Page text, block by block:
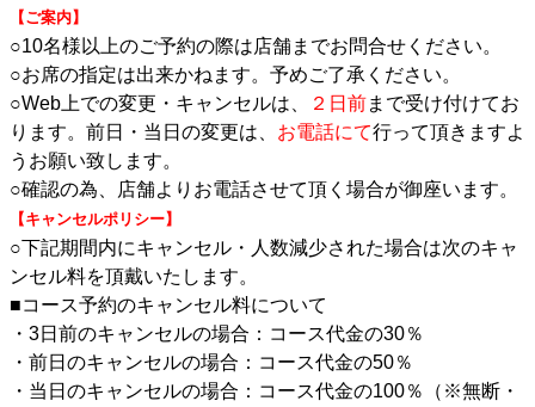
【ご案内】
○10名様以上のご予約の際は店舗までお問合せください。
○お席の指定は出来かねます。予めご了承ください。
○Web上での変更・キャンセルは、
２日前まで受け付けてお
ります。前日・当日の変更は、 お電話にて行って頂きますよ
うお願い致します。
○確認の為、店舗よりお電話させて頂く場合が御座います。
【キャンセルポリシー】
○下記期間内にキャンセル・人数減少された場合は次のキャ
ンセル料を頂戴いたします。
■コース予約のキャンセル料について
・3日前のキャンセルの場合：コース代金の30％
・前日のキャンセルの場合：コース代金の50％
・当日のキャンセルの場合：コース代金の100％（※無断・